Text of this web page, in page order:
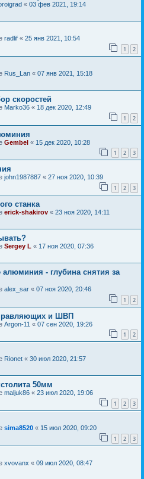
« 03 фев 2021, 19:14
radlif « 25 янв 2021, 10:54
1 2
Rus_Lan « 07 янв 2021, 15:18
скоростей
Marko36 « 18 дек 2020, 12:49
1 2
Gembel « 15 дек 2020, 10:28
1 2 3
john1987887 « 27 ноя 2020, 10:39
1 2 3
станка
erick-shakirov « 23 ноя 2020, 14:11
Sergey L « 17 ноя 2020, 07:36
- глубина снятия за
alex_sar « 07 ноя 2020, 20:46
1 2
и ШВП
Argon-11 « 07 сен 2020, 19:26
1 2
Rionet « 30 июл 2020, 21:57
50мм
maljuk86 « 23 июл 2020, 19:06
1 2 3
sima8520 « 15 июл 2020, 09:20
1 2 3
xvovanx « 09 июл 2020, 08:47